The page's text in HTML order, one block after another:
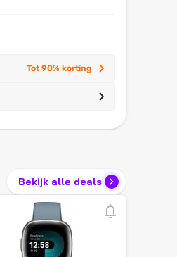
Tot 90% korting
Bekijk alle deals